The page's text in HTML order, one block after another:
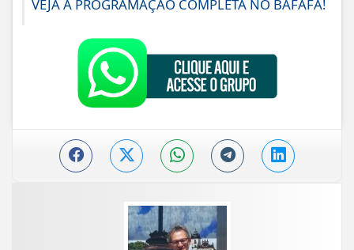
VEJA A PROGRAMAÇÃO COMPLETA NO BAFAFÁ!